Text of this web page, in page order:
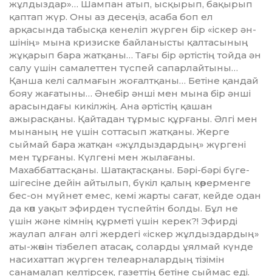
жұлдыздар»… Шам­пан атып, ысқырып, бақы­рып
қаптап жүр. Оны аз де­сеңіз, асаба боп ел
арқасында та­быс­қа кенеліп жүрген бір «іскер ән­
шінің» мына кризиске байланыс­ты қалтасының
жұқарып бара жат­қаны… Тағы бір әртістің тойда ән
салу үшін самалеттен түспей сапар­лайтыны…
Қанша келі сал­мағын жо­ғалтқаны… Бетіне қандай
бояу жа­ғатыны… Әнебір әнші мен мы­на ­бір әнші
арасындағы кикілжің. Ана әртістің қашан
ажырасқаны. Қайтадан тұрмыс құрғаны. Әлгі мен
мынаның не үшін соттасып жат­қаны. Жерге
сыймай бара жат­қан «жұлдыздардың» жүргені
мен тұрғаны. Күлгені мен жылағаны.
Махаббаттасқаны. Шатақ­тас­қа­ны. Бәрі-бәрі бүге-
шігесіне дейін айтылып, бүкіл қалың көрерменге
бес-он мүйнет емес, кемі жарты са­ғат, кейде одан
да көп уақыт эфир­ден түспейтін болды. Бұл не
үшін және кімнің құрметі үшін ке­рек?! Эфирді
жаулап алған әлгі жер­дегі «іскер жұлдыздардың»
аты-жөнін тізбелеп атасақ, соларды ұялмай күнде
насихаттап жүр­ген телеарналардың тізімін
санама­лап келтірсек, газеттің бетіне сый­мас еді.